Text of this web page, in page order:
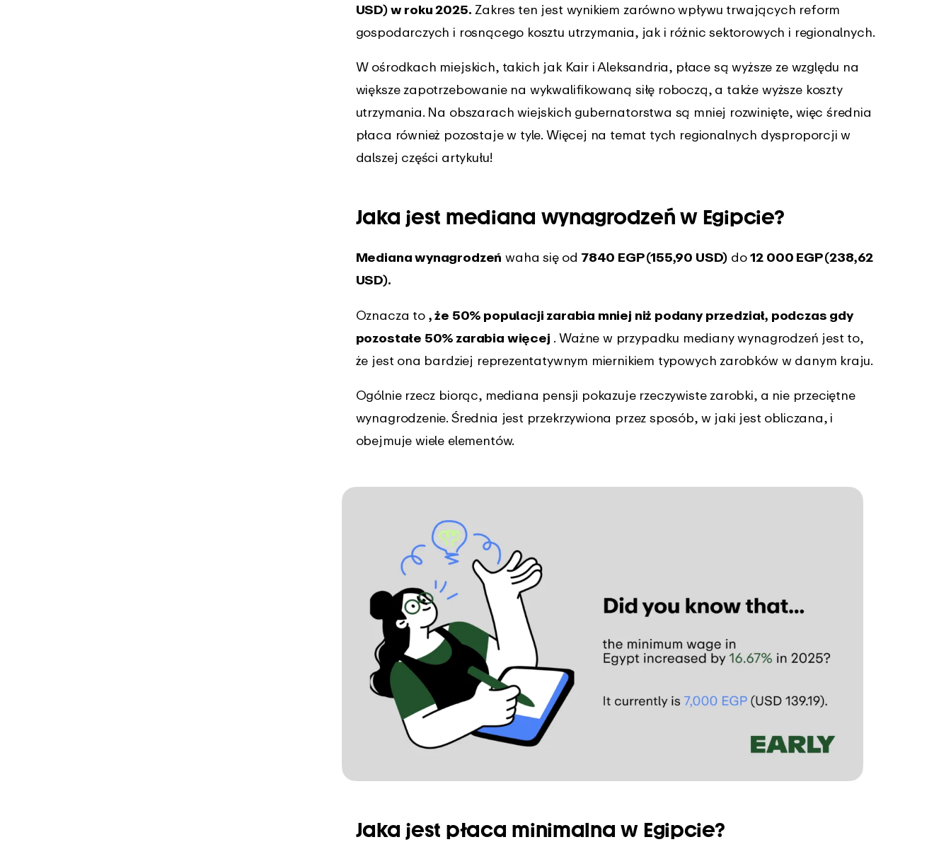
USD) w roku 2025. Zakres ten jest wynikiem zarówno wpływu trwających reform
gospodarczych i rosnącego kosztu utrzymania, jak i różnic sektorowych i regionalnych.
W ośrodkach miejskich, takich jak Kair i Aleksandria, płace są wyższe ze względu na
większe zapotrzebowanie na wykwalifikowaną siłę roboczą, a także wyższe koszty
utrzymania. Na obszarach wiejskich gubernatorstwa są mniej rozwinięte, więc średnia
płaca również pozostaje w tyle. Więcej na temat tych regionalnych dysproporcji w
dalszej części artykułu!
Jaka jest mediana wynagrodzeń w Egipcie?
Mediana wynagrodzeń waha się od 7840 EGP (155,90 USD) do12 000 EGP (238,62
USD).
Oznacza to , że 50% populacji zarabia mniej niż podany przedział, podczas gdy
pozostałe 50% zarabia więcej . Ważne w przypadku mediany wynagrodzeń jest to,
że jest ona bardziej reprezentatywnym miernikiem typowych zarobków w danym kraju.
Ogólnie rzecz biorąc, mediana pensji pokazuje rzeczywiste zarobki, a nie przeciętne
wynagrodzenie. Średnia jest przekrzywiona przez sposób, w jaki jest obliczana, i
obejmuje wiele elementów.
Jaka jest płaca minimalna w Egipcie?